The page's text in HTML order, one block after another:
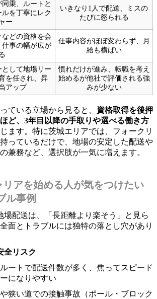
乗、ルートと
を丁寧にレク
ー
いきなり1人で配送、ミスの
たびに怒られる
どの資格を会
事の幅が広が
仕事内容がほぼ変わらず、月
給も横ばい
して地場リー
を任され、昇
アップ
慣れだけが進み、転職を考え
始めるが他社で評価される強
みが少ない
ている立場から見ると、 資格取得を後押
ど、3年目以降の手取りや選べる働き方
ます。特に茨城エリアでは、フォークリ
っているだけで、地場の安定した配送や
兼務など、選択肢が一気に増えます。
アを始める人が気をつけたい
ル事例
場配送は、「長距離より楽そう」と見ら
面とトラブルには独特の落とし穴があり
全リスク
ートで配送件数が多く、焦ってスピード
になりやすい
狭い道での接触事故（ポール・ブロック